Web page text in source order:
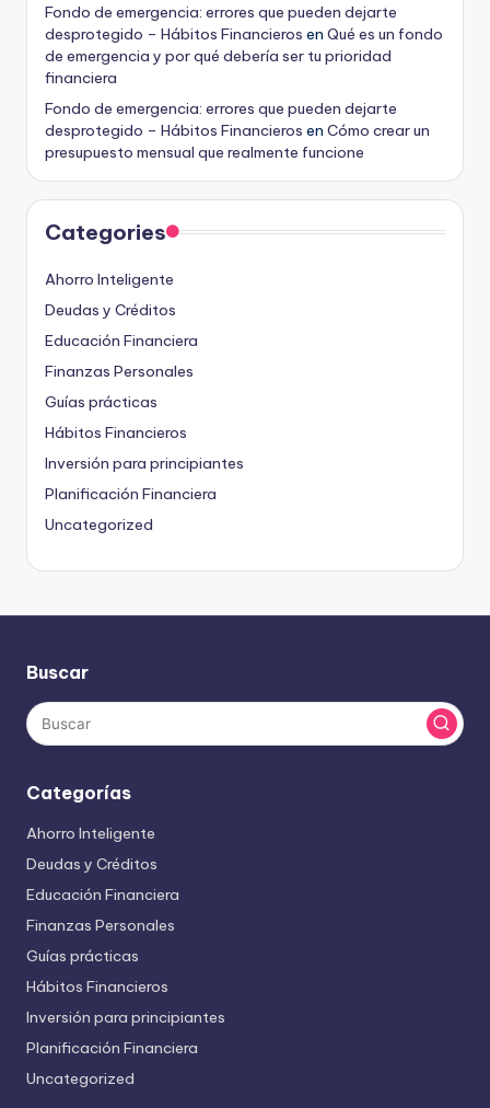
Fondo de emergencia: errores que pueden dejarte
desprotegido – Hábitos Financieros en Qué es un fondo
de emergencia y por qué debería ser tu prioridad
financiera
Fondo de emergencia: errores que pueden dejarte
desprotegido – Hábitos Financieros en Cómo crear un
presupuesto mensual que realmente funcione
Categories
Ahorro Inteligente
Deudas y Créditos
Educación Financiera
Finanzas Personales
Guías prácticas
Hábitos Financieros
Inversión para principiantes
Planificación Financiera
Uncategorized
Buscar
Categorías
Ahorro Inteligente
Deudas y Créditos
Educación Financiera
Finanzas Personales
Guías prácticas
Hábitos Financieros
Inversión para principiantes
Planificación Financiera
Uncategorized